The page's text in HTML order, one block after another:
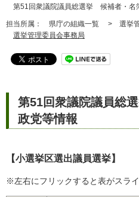
第51回衆議院議員総選挙 候補者・名
担当所属： 県庁の組織一覧 > 選挙
選挙管理委員会事務局
第51回衆議院議員総
政党等情報
【小選挙区選出議員選挙】
※左右にフリックすると表がスライ